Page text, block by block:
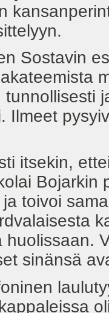
Sostavin
Ilmeet
itsekin,
Bojarkin
toivoi
huolissaan.
sinänsä